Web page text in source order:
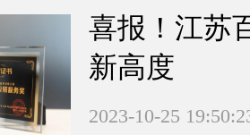
喜报！江苏
新高度
2023-10-25